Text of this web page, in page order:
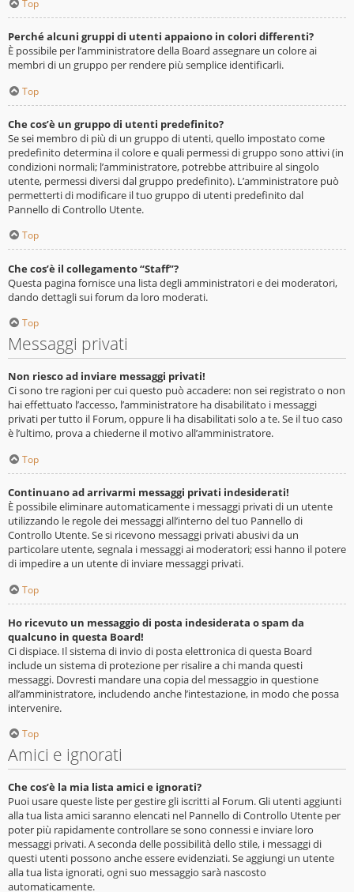
Top
Perché alcuni gruppi di utenti appaiono in colori differenti?
È possibile per l’amministratore della Board assegnare un colore ai
membri di un gruppo per rendere più semplice identificarli.
Top
Che cos’è un gruppo di utenti predefinito?
Se sei membro di più di un gruppo di utenti, quello impostato come
predefinito determina il colore e quali permessi di gruppo sono attivi (in
condizioni normali; l’amministratore, potrebbe attribuire al singolo
utente, permessi diversi dal gruppo predefinito). L’amministratore può
permetterti di modificare il tuo gruppo di utenti predefinito dal
Pannello di Controllo Utente.
Top
Che cos’è il collegamento “Staff”?
Questa pagina fornisce una lista degli amministratori e dei moderatori,
dando dettagli sui forum da loro moderati.
Top
Messaggi privati
Non riesco ad inviare messaggi privati!
Ci sono tre ragioni per cui questo può accadere: non sei registrato o non
hai effettuato l’accesso, l’amministratore ha disabilitato i messaggi
privati per tutto il Forum, oppure li ha disabilitati solo a te. Se il tuo caso
è l’ultimo, prova a chiederne il motivo all’amministratore.
Top
Continuano ad arrivarmi messaggi privati indesiderati!
È possibile eliminare automaticamente i messaggi privati ​​di un utente
utilizzando le regole dei messaggi all’interno del tuo Pannello di
Controllo Utente. Se si ricevono messaggi privati ​​abusivi da un
particolare utente, segnala i messaggi ai moderatori; essi hanno il potere
di impedire a un utente di inviare messaggi privati​​.
Top
Ho ricevuto un messaggio di posta indesiderata o spam da
qualcuno in questa Board!
Ci dispiace. Il sistema di invio di posta elettronica di questa Board
include un sistema di protezione per risalire a chi manda questi
messaggi. Dovresti mandare una copia del messaggio in questione
all’amministratore, includendo anche l’intestazione, in modo che possa
intervenire.
Top
Amici e ignorati
Che cos’è la mia lista amici e ignorati?
Puoi usare queste liste per gestire gli iscritti al Forum. Gli utenti aggiunti
alla tua lista amici saranno elencati nel Pannello di Controllo Utente per
poter più rapidamente controllare se sono connessi e inviare loro
messaggi privati. A seconda delle possibilità dello stile, i messaggi di
questi utenti possono anche essere evidenziati. Se aggiungi un utente
alla tua lista ignorati, ogni suo messaggio sarà nascosto
automaticamente.